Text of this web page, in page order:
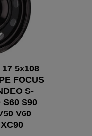
17 5x108
FOCUS
S-
S60 S90
V60